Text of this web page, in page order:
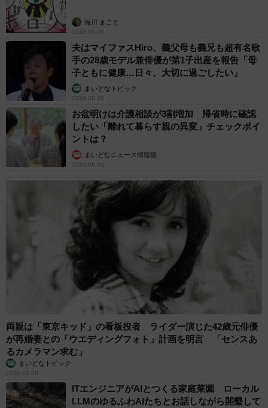
海川 まこと
2026.08.08
夫はマイファスHiro、義父母も義兄も超有名歌
手の28歳モデル兼俳優が第1子出産を報告「母
子ともに健康…日々、大切に過ごしたい」
まいどなトピック
2026.08.08
お盆明けは介護相談が3割増加 帰省時に確認
したい「離れて暮らす親の異変」チェックポイ
ントは？
まいどなニュース情報部
2026.08.08
両親は「東京キッド」の看板役者 ライダー演じた42歳元俳優
が再婚妻との「ウエディングフォト」計画を明言 「センスあ
るカメラマン求む」
まいどなトピック
2026.08.08
ITエンジニアがAIとつくる家庭菜園 ローカル
LLMのゆるふわAIたちとお話しながら開墾して